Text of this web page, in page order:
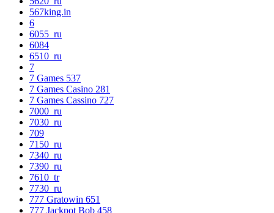
567king.in
6
6055_ru
6084
6510_ru
7
7 Games 537
7 Games Casino 281
7 Games Cassino 727
7000_ru
7030_ru
709
7150_ru
7340_ru
7390_ru
7610_tr
7730_ru
777 Gratowin 651
777 Jackpot Bob 458